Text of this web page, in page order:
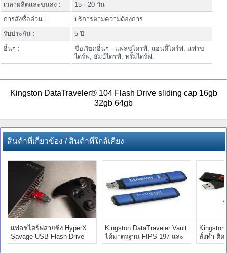
เวลาผลิตและขนส่ง :
15 - 20 วัน
การสั่งซื้อด่วน :
บริการตามความต้องการ
รับประกัน :
5 ปี
อื่นๆ :
ชื่อเรียกอื่นๆ - แฟลชไดรฟ์, แฮนดี้ไดร์ฟ, แฟรช
ไดร์ฟ, ธัมบ์ไดรฟ์, ทรั้มไดร์ฟ.
Kingston DataTraveler® 104 Flash Drive sliding cap 16gb
32gb 64gb
สินค้าที่เกี่ยวข้อง / สินค้าที่ใกล้เคียง
แฟลชไดร์ฟสายซิ่ง HyperX
Savage USB Flash Drive
เร็วที่สุด ยูเอสบีคิงส์ตัน
Kingston DataTraveler Vault
ได้มาตรฐาน FIPS 197 และ
TAA ราคาย่อมเยา
Kingston
สั่งทำ ติด
แฟลชได